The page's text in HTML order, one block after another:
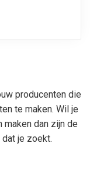
producenten die
te maken. Wil je
dan zijn de
je zoekt.